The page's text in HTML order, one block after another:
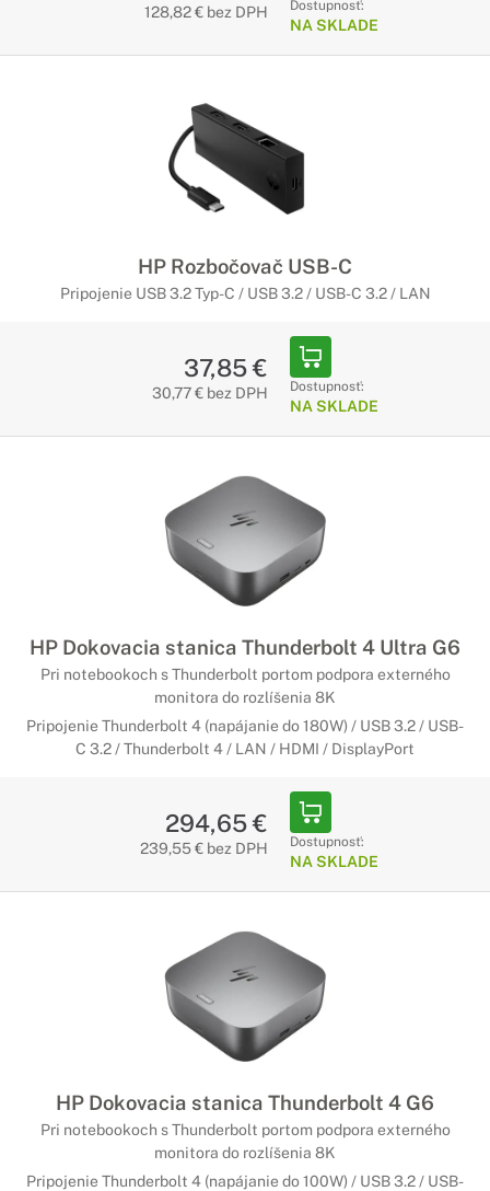
128,82 € bez DPH Dostupnosť:
NA SKLADE
HP Rozbočovač USB-C
Pripojenie USB 3.2 Typ-C / USB 3.2 / USB-C 3.2 / LAN
37,85 €
30,77 € bez DPH Dostupnosť:
NA SKLADE
HP Dokovacia stanica Thunderbolt 4 Ultra G6
Pri notebookoch s Thunderbolt portom podpora externého
monitora do rozlíšenia 8K
Pripojenie Thunderbolt 4 (napájanie do 180W) / USB 3.2 / USB-
C 3.2 / Thunderbolt 4 / LAN / HDMI / DisplayPort
294,65 €
239,55 € bez DPH Dostupnosť:
NA SKLADE
HP Dokovacia stanica Thunderbolt 4 G6
Pri notebookoch s Thunderbolt portom podpora externého
monitora do rozlíšenia 8K
Pripojenie Thunderbolt 4 (napájanie do 100W) / USB 3.2 / USB-